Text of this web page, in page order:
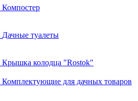
Компостер
Дачные туалеты
Крышка колодца "Rostok"
Комплектующие для дачных товаров